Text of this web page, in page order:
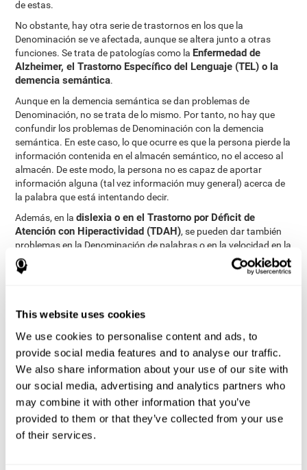
This website uses cookies
We use cookies to personalise content and ads, to
provide social media features and to analyse our traffic.
We also share information about your use of our site with
our social media, advertising and analytics partners who
may combine it with other information that you’ve
provided to them or that they’ve collected from your use
of their services.
de estas.
No obstante, hay otra serie de trastornos en los que la
Denominación se ve afectada, aunque se altera junto a otras
funciones. Se trata de patologías como la Enfermedad de
Alzheimer, el Trastorno Específico del Lenguaje (TEL) o la
demencia semántica.
Aunque en la demencia semántica se dan problemas de
Denominación, no se trata de lo mismo. Por tanto, no hay que
confundir los problemas de Denominación con la demencia
semántica. En este caso, lo que ocurre es que la persona pierde la
información contenida en el almacén semántico, no el acceso al
almacén. De este modo, la persona no es capaz de aportar
información alguna (tal vez información muy general) acerca de
la palabra que está intentando decir.
Además, en ladislexia o en el Trastorno por Déficit de
Atención con Hiperactividad (TDAH), se pueden dar también
problemas en la Denominación de palabras o en la velocidad en la
que se lleva a cabo esta tarea.
capacidad de denominación?
La denominación resulta crítica para la comunicación y
aprendizaje. Es clave en la eficiencia y en la comprensión del
lenguaje. En cualquier situación en la que necesitemos referirnos
a algo, vamos a emplear la denominación.
A través de una evaluación neuropsicológica completase puede
valorar de una manera eficaz y fiable un largo rango de funciones
cognitivas, entre ellas, la capacidad de denominación. En